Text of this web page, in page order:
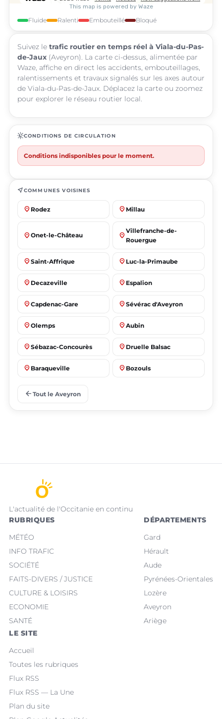
Fluide Ralenti Embouteillé Bloqué
Suivez le trafic routier en temps réel à Viala-du-Pas-
de-Jaux (Aveyron). La carte ci-dessus, alimentée par
Waze, affiche en direct les accidents, embouteillages,
ralentissements et travaux signalés sur les axes autour
de Viala-du-Pas-de-Jaux. Déplacez la carte ou zoomez
pour explorer le réseau routier local.
routineCONDITIONS DE CIRCULATION
Conditions indisponibles pour le moment.
near_meCOMMUNES VOISINES
place Rodez place Millau
place Onet-le-Château place
Villefranche-de-
Rouergue
place Saint-Affrique place Luc-la-Primaube
place Decazeville place Espalion
place Capdenac-Gare place Sévérac d'Aveyron
place Olemps place Aubin
place Sébazac-Concourès place Druelle Balsac
place Baraqueville place Bozouls
place
arrow_back Tout le Aveyron
L'actualité de l'Occitanie en continu
RUBRIQUES
MÉTÉO
INFO TRAFIC
SOCIÉTÉ
FAITS-DIVERS / JUSTICE
CULTURE & LOISIRS
ECONOMIE
SANTÉ
DÉPARTEMENTS
Gard
Hérault
Aude
Pyrénées-Orientales
Lozère
Aveyron
Ariège
LE SITE
Accueil
Toutes les rubriques
Flux RSS
Flux RSS — La Une
Plan du site